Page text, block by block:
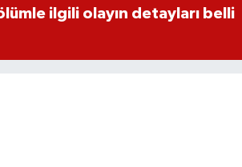
ilgili olayın detayları belli